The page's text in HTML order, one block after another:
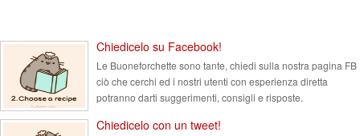
Chiedicelo su Facebook!
Le Buoneforchette sono tante, chiedi sulla nostra pagina FB
ciò che cerchi ed i nostri utenti con esperienza diretta
potranno darti suggerimenti, consigli e risposte.
Chiedicelo con un tweet!